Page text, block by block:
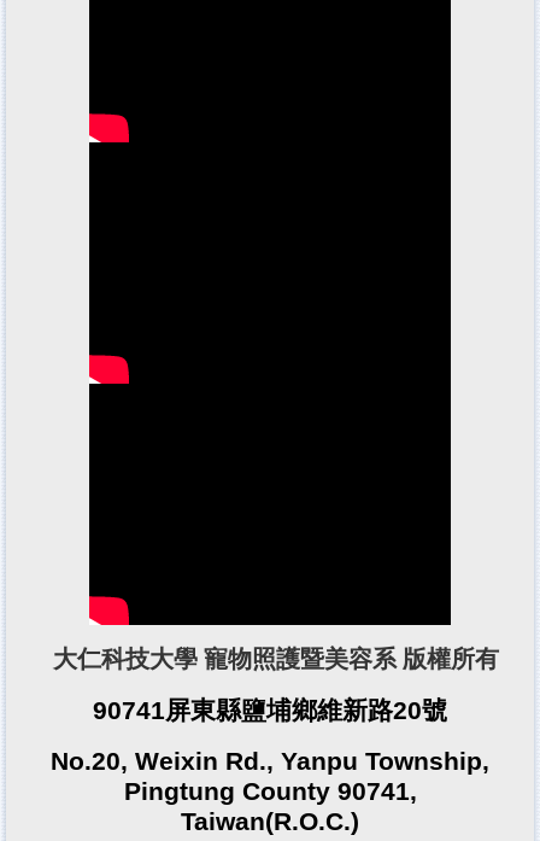
大仁科技大學 寵物照護暨美容系 版權所有
90741屏東縣鹽埔鄉維新路20號
No.20, Weixin Rd., Yanpu Township,
Pingtung County 90741,
Taiwan(R.O.C.)